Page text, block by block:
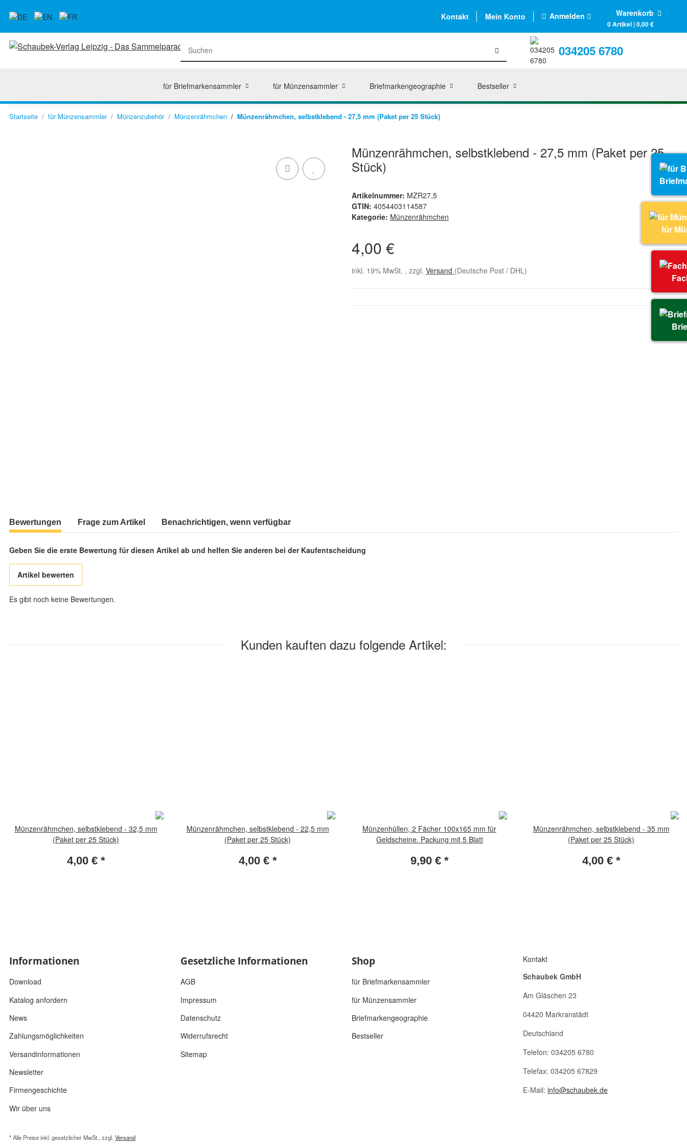
Kontakt Mein Konto Anmelden Warenkorb
0 Artikel | 0,00 €
034205 6780
für Briefmarkensammler für Münzensammler Briefmarkengeographie Bestseller
Startseite für Münzensammler Münzenzubehör Münzenrähmchen Münzenrähmchen, selbstklebend - 27,5 mm (Paket per 25 Stück)
Münzenrähmchen, selbstklebend - 27,5 mm (Paket per 25
Stück)
Artikelnummer: MZR27,5
GTIN: 4054403114587
Kategorie: Münzenrähmchen
4,00 €
inkl. 19% MwSt. , zzgl. Versand (Deutsche Post / DHL)
Bewertungen Frage zum Artikel Benachrichtigen, wenn verfügbar
Geben Sie die erste Bewertung für diesen Artikel ab und helfen Sie anderen bei der Kaufentscheidung
Artikel bewerten
Es gibt noch keine Bewertungen.
Kunden kauften dazu folgende Artikel:
Münzenrähmchen, selbstklebend - 32,5 mm
(Paket per 25 Stück)
4,00 € *
Münzenrähmchen, selbstklebend - 22,5 mm
(Paket per 25 Stück)
4,00 € *
Münzenhüllen, 2 Fächer 100x165 mm für
Geldscheine. Packung mit 5 Blatt
9,90 € *
Münzenrähmchen, selbstklebend - 35 mm
(Paket per 25 Stück)
4,00 € *
Informationen
Download
Katalog anfordern
News
Zahlungsmöglichkeiten
Versandinformationen
Newsletter
Firmengeschichte
Wir über uns
Gesetzliche Informationen
AGB
Impressum
Datenschutz
Widerrufsrecht
Sitemap
Shop
für Briefmarkensammler
für Münzensammler
Briefmarkengeographie
Bestseller
Kontakt
Schaubek GmbH
Am Gläschen 23
04420 Markranstädt
Deutschland
Telefon: 034205 6780
Telefax: 034205 67829
E-Mail: info@schaubek.de
* Alle Preise inkl. gesetzlicher MwSt., zzgl. Versand
für